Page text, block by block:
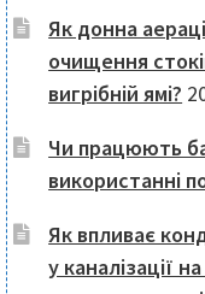
Як донна
очищення
вигрібній ямі?
Чи працюють
використанні
Як впливає
у каналізації